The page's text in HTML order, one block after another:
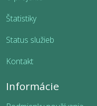
Štatistiky
Status služieb
Kontakt
Informácie